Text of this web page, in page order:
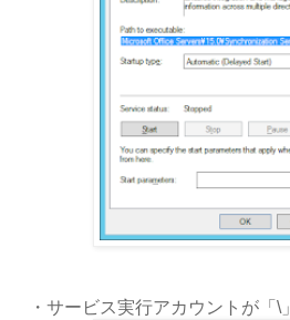
・サービス実行アカウントが「\